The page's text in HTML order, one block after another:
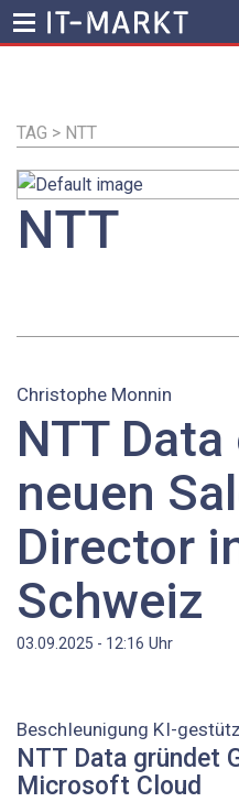
Inhalt
TAG > NTT
NTT
Christophe Monnin
NTT
neuen
Director
Schweiz
03.09.2025 - 12:16 Uhr
Beschleunigung KI-
NTT Data gründet
Microsoft Cloud